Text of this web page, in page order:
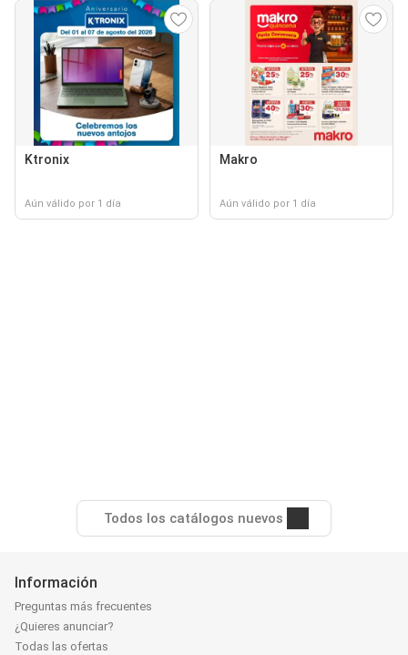
Ktronix
Aún válido por 1 día
Makro
Aún válido por 1 día
Todos los catálogos nuevos
Información
Preguntas más frecuentes
¿Quieres anunciar?
Todas las ofertas